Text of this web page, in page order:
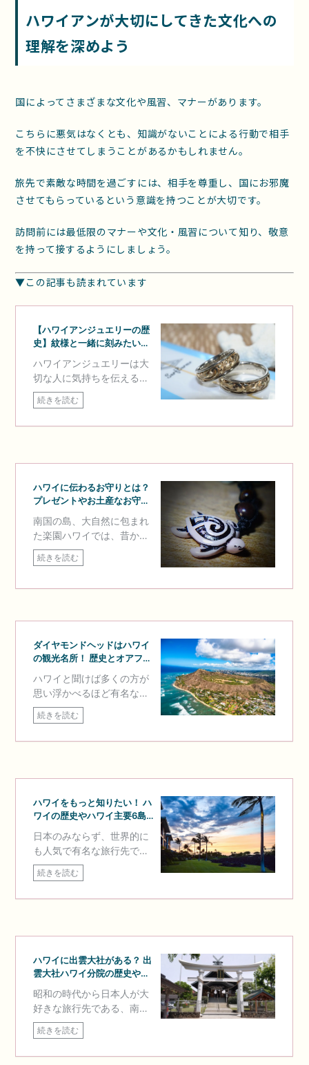
ハワイアンが大切にしてきた文化への
理解を深めよう
国によってさまざまな文化や風習、マナーがあります。
こちらに悪気はなくとも、知識がないことによる行動で相手
を不快にさせてしまうことがあるかもしれません。
旅先で素敵な時間を過ごすには、相手を尊重し、国にお邪魔
させてもらっているという意識を持つことが大切です。
訪問前には最低限のマナーや文化・風習について知り、敬意
を持って接するようにしましょう。
▼この記事も読まれています